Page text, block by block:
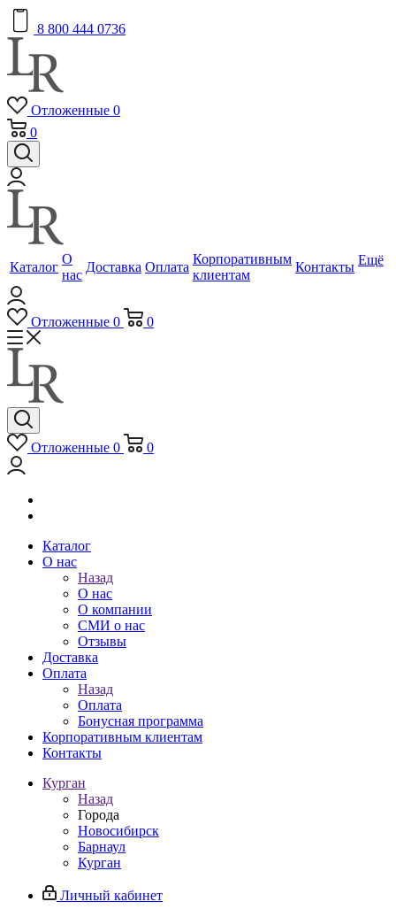
8 800 444 0736
Отложенные 0
0
Каталог
О
нас
Доставка Оплата
Корпоративным
клиентам
Контакты Ещё
Отложенные 0 0
Отложенные 0 0
Каталог
О нас
Назад
О нас
О компании
СМИ о нас
Отзывы
Доставка
Оплата
Назад
Оплата
Бонусная программа
Корпоративным клиентам
Контакты
Курган
Назад
Города
Новосибирск
Барнаул
Курган
Личный кабинет